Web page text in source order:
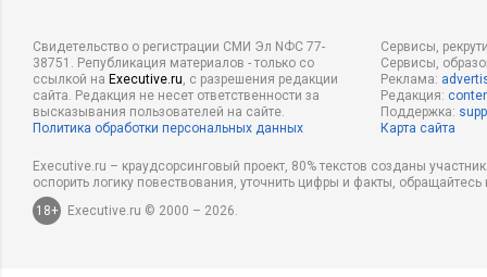
Свидетельство о регистрации СМИ Эл NФС 77-
38751. Републикация материалов - только со
ссылкой на Executive.ru, с разрешения редакции
сайта. Редакция не несет ответственности за
высказывания пользователей на сайте.
Политика обработки персональных данных
Сервисы,
Сервисы,
Реклама:
Редакция:
Поддержка:
Карта сайта
Executive.ru – краудсорсинговый проект, 80% текстов созданы
оспорить логику повествования, уточнить цифры и факты,
18+
Executive.ru © 2000 – 2026.